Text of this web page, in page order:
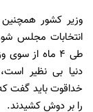
انتخابات مجلس
طی ۴ ماه از
دنیا بی نظیر
خداقوت باید گفت
را بر دوش کشیدند.